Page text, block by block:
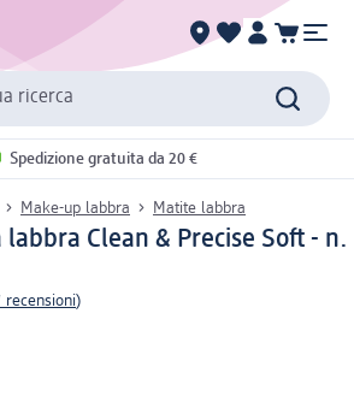
ricerca
Spedizione gratuita da 20 €
Make-up labbra Matite labbra
labbra Clean & Precise Soft - n.
recensioni)